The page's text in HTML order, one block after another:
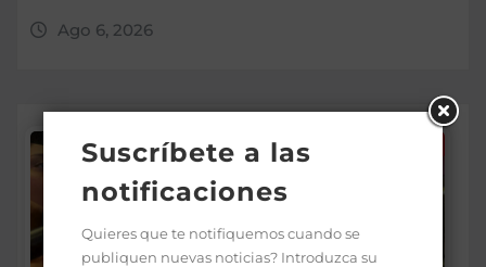
Ago 6, 2026
Suscríbete a las
notificaciones
Quieres que te notifiquemos cuando se
publiquen nuevas noticias? Introduzca su